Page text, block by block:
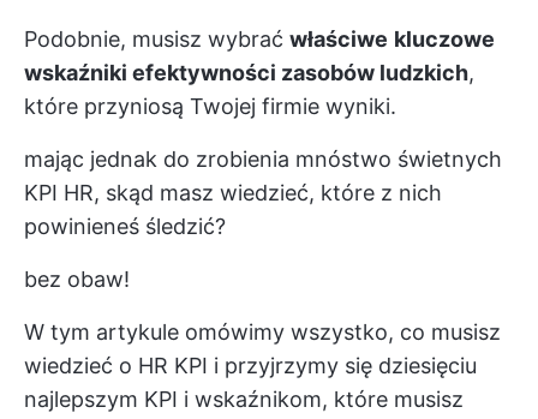
Podobnie, musisz wybrać właściwe kluczowe
wskaźniki efektywności zasobów ludzkich,
które przyniosą Twojej firmie wyniki.
mając jednak do zrobienia mnóstwo świetnych
KPI HR, skąd masz wiedzieć, które z nich
powinieneś śledzić?
bez obaw!
W tym artykule omówimy wszystko, co musisz
wiedzieć o HR KPI i przyjrzymy się dziesięciu
najlepszym KPI i wskaźnikom, które musisz